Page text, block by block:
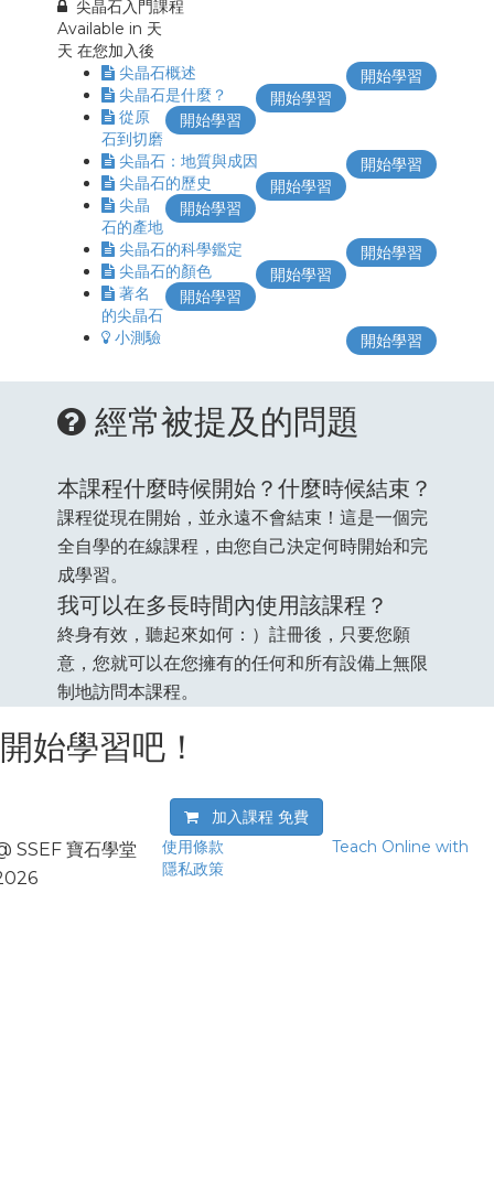
尖晶石入門課程
Available in 天
天 在您加入後
開始學習
尖晶石概述
開始學習
尖晶石是什麼？
開始學習
從原
石到切磨
開始學習
尖晶石：地質與成因
開始學習
尖晶石的歷史
開始學習
尖晶
石的產地
開始學習
尖晶石的科學鑑定
開始學習
尖晶石的顏色
開始學習
著名
的尖晶石
開始學習
小測驗
經常被提及的問題
本課程什麼時候開始？什麼時候結束？
課程從現在開始，並永遠不會結束！這是一個完
全自學的在線課程，由您自己決定何時開始和完
成學習。
我可以在多長時間內使用該課程？
終身有效，聽起來如何：）註冊後，只要您願
意，您就可以在您擁有的任何和所有設備上無限
制地訪問本課程。
開始學習吧！
加入課程免費
SSEF 寶石學堂
使用條款
隱私政策
Teach Online with